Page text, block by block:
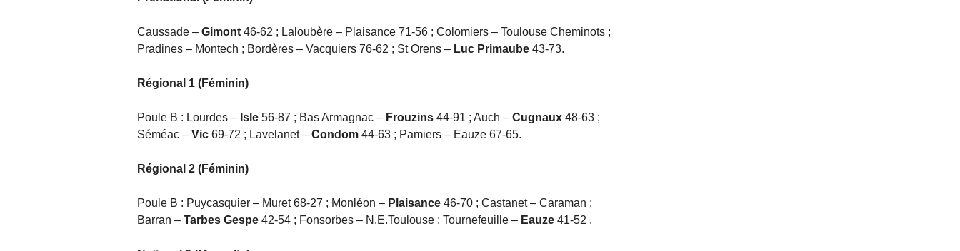
Caussade – Gimont 46-62 ; Laloubère – Plaisance 71-56 ; Colomiers – Toulouse Cheminots ;
Pradines – Montech ; Bordères – Vacquiers 76-62 ; St Orens – Luc Primaube 43-73.
Régional 1 (Féminin)
Poule B : Lourdes – Isle 56-87 ; Bas Armagnac – Frouzins 44-91 ; Auch – Cugnaux 48-63 ;
Séméac – Vic 69-72 ; Lavelanet – Condom 44-63 ; Pamiers – Eauze 67-65.
Régional 2 (Féminin)
Poule B : Puycasquier – Muret 68-27 ; Monléon – Plaisance 46-70 ; Castanet – Caraman ;
Barran – Tarbes Gespe 42-54 ; Fonsorbes – N.E.Toulouse ; Tournefeuille – Eauze 41-52 .